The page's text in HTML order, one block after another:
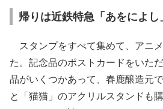
帰りは近鉄特急「あをによし
スタンプをすべて集めて、アニ
た。記念品のポストカードをいた
品がいくつかあって、春鹿醸造元
と「猫猫」のアクリルスタンドも